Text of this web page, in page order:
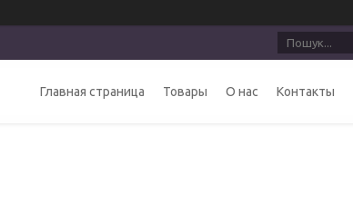
Главная страница Товары О нас Контакты